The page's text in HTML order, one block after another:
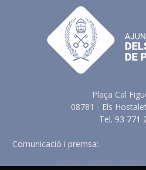
Plaça Cal
08781 - Els
Tel. 93 771
Comunicació i premsa: